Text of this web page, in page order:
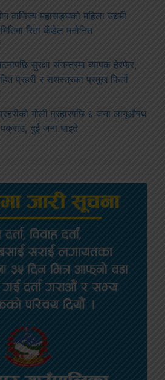
वाणिज्य महासङ्घको महिला उद्यमी
रिता कँडेल मनोनित
सुरक्षा संयन्त्रमा व्यापक हेरफेर,
प्रहरी र सशस्त्रका प्रमुख फिर्ता
गोली प्रहारपछि ६ जना लागूऔषध
पक्राउ, दुई जना घाइते